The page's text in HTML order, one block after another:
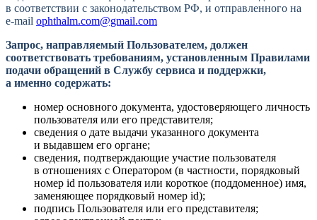
в соответствии с законодательством РФ, и отправленного на
e-mail ophthalm.com@gmail.com
Запрос, направляемый Пользователем, должен
соответствовать требованиям, установленным Правилами
подачи обращений в Службу сервиса и поддержки,
а именно содержать:
номер основного документа, удостоверяющего личность
пользователя или его представителя;
сведения о дате выдачи указанного документа
и выдавшем его органе;
сведения, подтверждающие участие пользователя
в отношениях с Оператором (в частности, порядковый
номер id пользователя или короткое (поддоменное) имя,
заменяющее порядковый номер id);
подпись Пользователя или его представителя;